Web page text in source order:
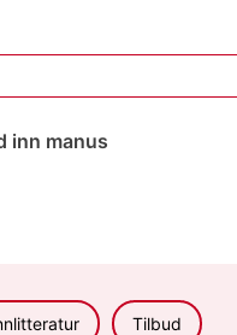
inn manus
Tilbud